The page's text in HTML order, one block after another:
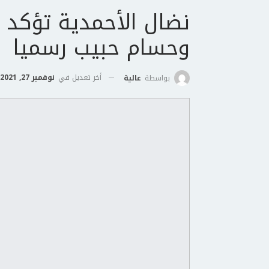
نضال الأحمدية
وحسام حبيب رسميا
بواسطة عالية أخر تعديل في نوفمبر 27, 2021